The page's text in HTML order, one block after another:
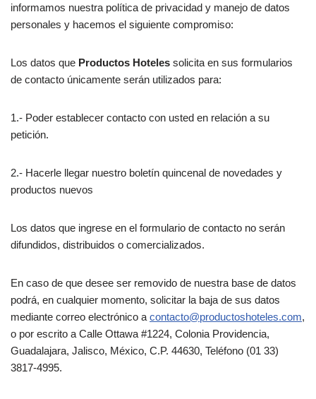
informamos nuestra política de privacidad y manejo de datos
personales y hacemos el siguiente compromiso:
Los datos que Productos Hoteles solicita en sus formularios
de contacto únicamente serán utilizados para:
1.- Poder establecer contacto con usted en relación a su
petición.
2.- Hacerle llegar nuestro boletín quincenal de novedades y
productos nuevos
Los datos que ingrese en el formulario de contacto no serán
difundidos, distribuidos o comercializados.
En caso de que desee ser removido de nuestra base de datos
podrá, en cualquier momento, solicitar la baja de sus datos
mediante correo electrónico a contacto@productoshoteles.com,
o por escrito a Calle Ottawa #1224, Colonia Providencia,
Guadalajara, Jalisco, México, C.P. 44630, Teléfono (01 33)
3817-4995.